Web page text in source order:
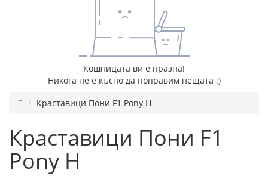
Кошницата ви е празна!
Никога не е късно да поправим нещата :)
Краставици Пони F1 Pony H
Краставици Пони F1
Pony H